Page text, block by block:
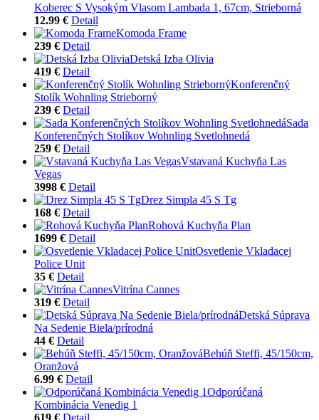
Koberec S Vysokým Vlasom Lambada 1, 67cm, Strieborná
12.99 € Detail
Komoda Frame
239 € Detail
Detská Izba Olivia
419 € Detail
Konferenčný
Stolík Wohnling Strieborný
239 € Detail
Sada
Konferenčných Stolíkov Wohnling Svetlohnedá
259 € Detail
Vstavaná Kuchyňa Las
Vegas
3998 € Detail
Drez Simpla 45 S Tg
168 € Detail
Rohová Kuchyňa Plan
1699 € Detail
Osvetlenie Vkladacej
Police Unit
35 € Detail
Vitrína Cannes
319 € Detail
Detská Súprava
Na Sedenie Biela/prírodná
44 € Detail
Behúň Steffi, 45/150cm,
Oranžová
6.99 € Detail
Odporúčaná
Kombinácia Venedig 1
619 € Detail